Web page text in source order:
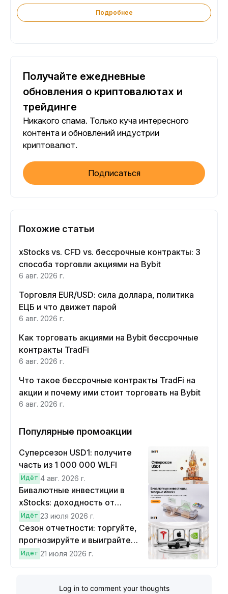
Подробнее
Получайте ежедневные
обновления о криптовалютах и
трейдинге
Никакого спама. Только куча интересного
контента и обновлений индустрии
криптовалют.
Подписаться
Похожие статьи
xStocks vs. CFD vs. бессрочные контракты: 3
способа торговли акциями на Bybit
6 авг. 2026 г.
Торговля EUR/USD: сила доллара, политика
ЕЦБ и что движет парой
6 авг. 2026 г.
Как торговать акциями на Bybit бессрочные
контракты TradFi
6 авг. 2026 г.
Что такое бессрочные контракты TradFi на
акции и почему ими стоит торговать на Bybit
6 авг. 2026 г.
Популярные промоакции
Суперсезон USD1: получите
часть из 1 000 000 WLFI
Идёт 4 авг. 2026 г.
Бивалютные инвестиции в
xStocks: доходность от
прогнозов
Идёт 23 июля 2026 г.
Сезон отчетности: торгуйте,
прогнозируйте и выиграйте
Cybertruck!
Идёт 21 июля 2026 г.
Log in to comment your thoughts